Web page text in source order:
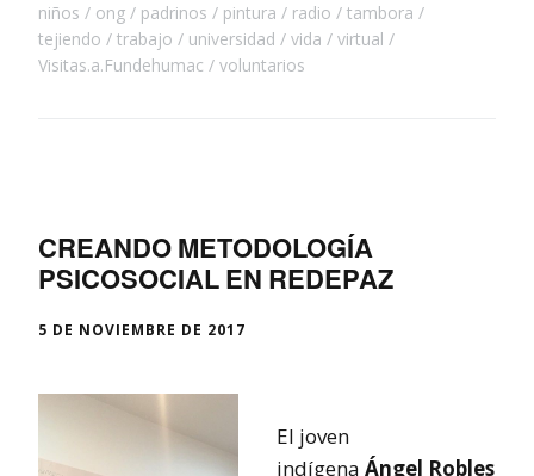
niños
ong padrinos pintura radio
tambora
tejiendo
trabajo universidad vida
virtual
Visitas.a.Fundehumac
voluntarios
CREANDO METODOLOGÍA
PSICOSOCIAL EN REDEPAZ
5 DE NOVIEMBRE DE 2017
El joven
indígena Ángel Robles